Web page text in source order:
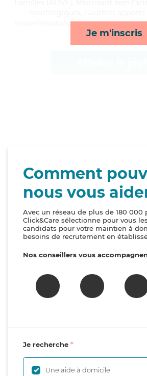
Je m'inscris
lessive/repassage, repas, toilette/
Comment
nous vous
Avec un réseau de plus de 180 000
Click&Care sélectionne pour vous
candidats pour votre maintien à
besoins de recrutement en
Nos conseillers vous
Je recherche
Une aide à domicile